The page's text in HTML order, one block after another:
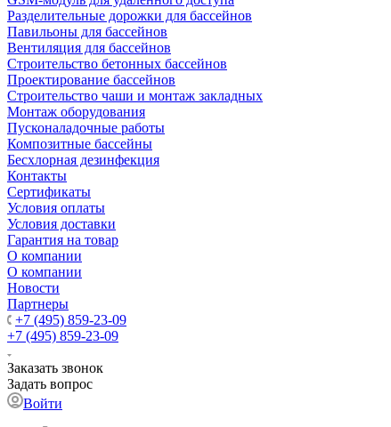
Разделительные дорожки для бассейнов
Павильоны для бассейнов
Вентиляция для бассейнов
Строительство бетонных бассейнов
Проектирование бассейнов
Строительство чаши и монтаж закладных
Монтаж оборудования
Пусконаладочные работы
Композитные бассейны
Бесхлорная дезинфекция
Контакты
Сертификаты
Условия оплаты
Условия доставки
Гарантия на товар
О компании
О компании
Новости
Партнеры
+7 (495) 859-23-09
+7 (495) 859-23-09
Заказать звонок
Задать вопрос
Войти